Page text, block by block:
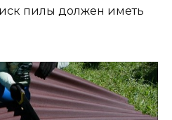
пилы должен иметь